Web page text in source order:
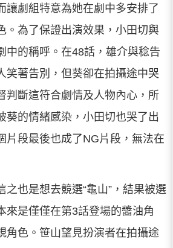
讓劇組特意為她在劇中多安排了
。為了保證出演效果，小田切與
中的稱呼。在48話，雄介與稔告
笑著告別，但葵卻在拍攝途中哭
判斷這符合劇情及人物內心，所
葵的情緒感染，小田切也哭了出
片段最後也成了NG片段，無法在
之也是想去競選“龜山”，結果被選
來是僅僅在第3話登場的醬油角
角色。笹山望見扮演者在拍攝途